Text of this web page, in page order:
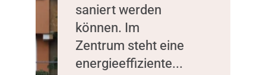
saniert werden
können. Im
Zentrum steht eine
energieeffiziente...